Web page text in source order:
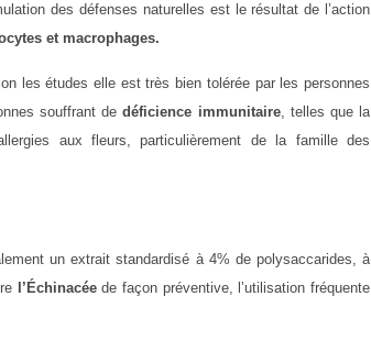
des défenses naturelles est le résultat de l’action
et macrophages.
les études elle est très bien tolérée par les personnes
souffrant dedéficience immunitaire, telles que la
aux fleurs, particulièrement de la famille des
un extrait standardisé à 4% de polysaccarides, à
l’Échinacéede façon préventive, l’utilisation fréquente